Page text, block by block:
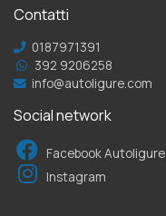
Contatti
0187971391
392 9206258
info@autoligure.com
Social network
Facebook Autoligure
Instagram